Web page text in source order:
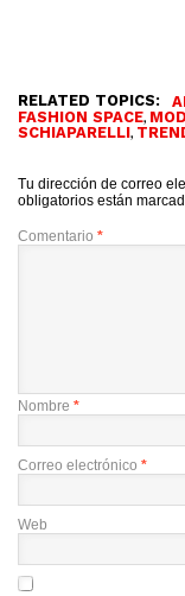
RELATED TOPICS:
FASHION SPACE,
SCHIAPARELLI,
Tu dirección de correo
obligatorios están
Comentario *
Nombre *
Correo electrónico *
Web